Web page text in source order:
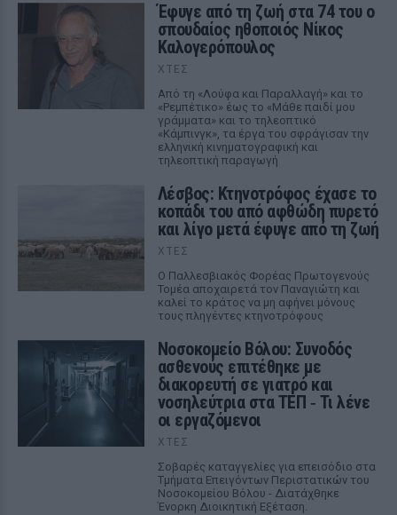
Έφυγε από τη ζωή στα 74 του ο
σπουδαίος ηθοποιός Νίκος
Καλογερόπουλος
ΧΤΕΣ
Από τη «Λούφα και Παραλλαγή» και το
«Ρεμπέτικο» έως το «Μάθε παιδί μου
γράμματα» και το τηλεοπτικό
«Κάμπινγκ», τα έργα του σφράγισαν την
ελληνική κινηματογραφική και
τηλεοπτική παραγωγή
Λέσβος: Κτηνοτρόφος έχασε το
κοπάδι του από αφθώδη πυρετό
και λίγο μετά έφυγε από τη ζωή
ΧΤΕΣ
Ο Παλλεσβιακός Φορέας Πρωτογενούς
Τομέα αποχαιρετά τον Παναγιώτη και
καλεί το κράτος να μη αφήνει μόνους
τους πληγέντες κτηνοτρόφους
Νοσοκομείο Βόλου: Συνοδός
ασθενούς επιτέθηκε με
διακορευτή σε γιατρό και
νοσηλεύτρια στα ΤΕΠ ‑ Τι λένε
οι εργαζόμενοι
ΧΤΕΣ
Σοβαρές καταγγελίες για επεισόδιο στα
Τμήματα Επειγόντων Περιστατικών του
Νοσοκομείου Βόλου - Διατάχθηκε
Ένορκη Διοικητική Εξέταση.